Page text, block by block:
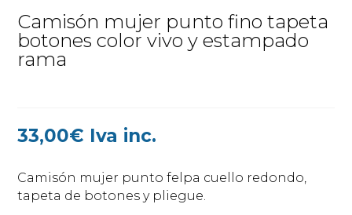
Camisón mujer punto fino tapeta
botones color vivo y estampado
rama
33,00€ Iva inc.
Camisón mujer punto felpa cuello redondo,
tapeta de botones y pliegue.